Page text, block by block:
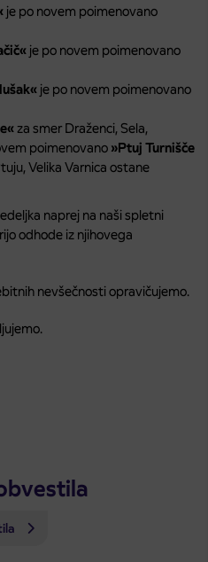
je po novem poimenovano
je po novem poimenovano
je po novem poimenovano
za smer Draženci, Sela,
poimenovano »Ptuj Turnišče
Velika Varnica ostane
naprej na naši spletni
odhode iz njihovega
nevšečnosti opravičujemo.